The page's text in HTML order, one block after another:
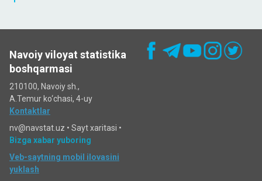
Navoiy viloyat statistika
boshqarmasi
210100, Navoiy sh.,
A.Temur ko‘chаsi, 4-uy
Kontaktlar
nv@navstat.uz • Sayt xaritasi •
Bizga xabar yuboring
Veb-saytning mobil ilovasini
yuklash